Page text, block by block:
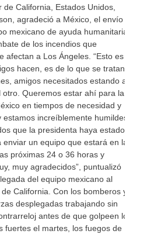
de California, Estados Unidos,
agradeció a México, el envío
mexicano de ayuda humanitaria
de los incendios que
afectan a Los Ángeles. “Esto es lo
hacen, es de lo que se tratan
amigos necesitados estando ahí
otro. Queremos estar ahí para la
en tiempos de necesidad y
estamos increíblemente humildes
que la presidenta haya estado
enviar un equipo que estará en las
próximas 24 o 36 horas y
muy agradecidos”, puntualizó
del equipo mexicano al
California. Con los bomberos y
desplegadas trabajando sin
antes de que golpeen los
fuertes el martes, los fuegos de